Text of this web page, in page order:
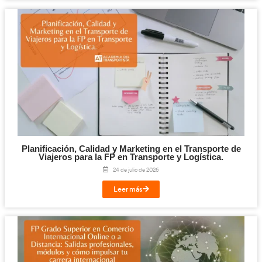
Transporte y Logística.
31 de julio de 2026
Leer más